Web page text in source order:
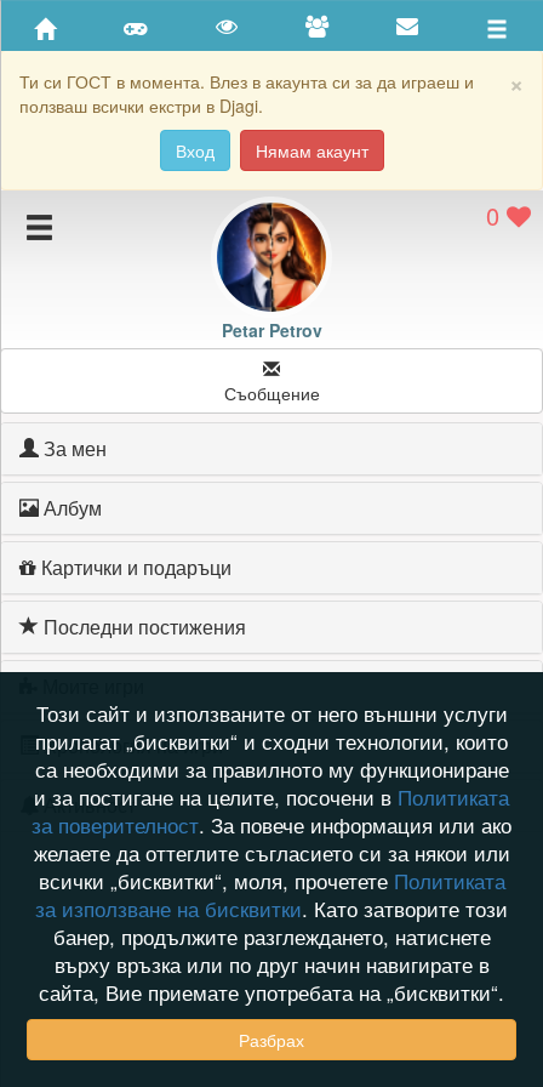
×
Ти си ГОСТ в момента. Влез в акаунта си за да играеш и
ползваш всички екстри в Djagi.
Вход
Нямам акаунт
Приятели
Хронология на игри
Подаръците на Petar Petrov
Картичките на Petar Petrov
Блокирай Petar Petrov
0
Petar Petrov
Съобщение
За мен
Албум
Картички и подаръци
Последни постижения
Хронология на игри
Активност
Този сайт и използваните от него външни услуги
прилагат „бисквитки“ и сходни технологии, които
са необходими за правилното му функциониране
и за постигане на целите, посочени в Политиката
за поверителност. За повече информация или ако
желаете да оттеглите съгласието си за някои или
всички „бисквитки“, моля, прочетете Политиката
за използване на бисквитки. Като затворите този
банер, продължите разглеждането, натиснете
върху връзка или по друг начин навигирате в
сайта, Вие приемате употребата на „бисквитки“.
Разбрах